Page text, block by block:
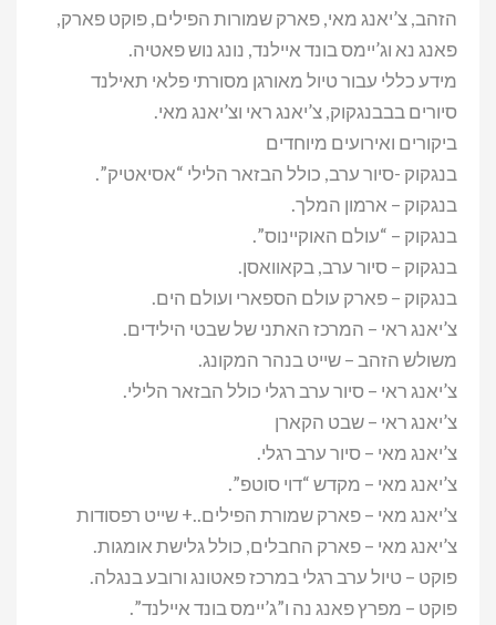
הזהב, צ’יאנג מאי, פארק שמורות הפילים, פוקט פארק,
פאנג נא וג’יימס בונד איילנד, נונג נוש פאטיה.
מידע כללי עבור טיול מאורגן מסורתי פלאי תאילנד
סיורים בבבנגקוק, צ’יאנג ראי וצ’יאנג מאי.
ביקורים ואירועים מיוחדים
בנגקוק -סיור ערב, כולל הבזאר הלילי “אסיאטיק”.
בנגקוק – ארמון המלך.
בנגקוק – “עולם האוקיינוס”.
בנגקוק – סיור ערב, בקאוואסן.
בנגקוק – פארק עולם הספארי ועולם הים.
צ’יאנג ראי – המרכז האתני של שבטי הילידים.
משולש הזהב – שייט בנהר המקונג.
צ’יאנג ראי – סיור ערב רגלי כולל הבזאר הלילי.
צ’יאנג ראי – שבט הקארן
צ’יאנג מאי – סיור ערב רגלי.
צ’יאנג מאי – מקדש “דוי סוטפ”.
צ’יאנג מאי – פארק שמורת הפילים..+ שייט רפסודות
צ’יאנג מאי – פארק החבלים, כולל גלישת אומגות.
פוקט – טיול ערב רגלי במרכז פאטונג ורובע בנגלה.
פוקט – מפרץ פאנג נה ו”ג’יימס בונד איילנד”.